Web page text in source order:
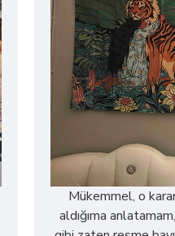
Mükemmel, o
aldığıma